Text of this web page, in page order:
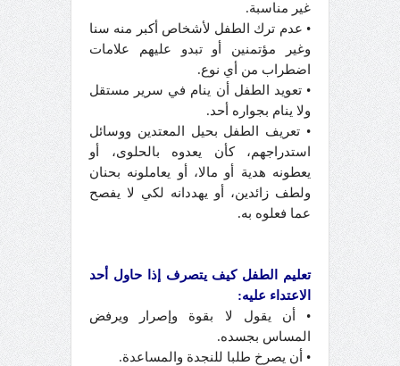
غير مناسبة.
• عدم ترك الطفل لأشخاص أكبر منه سنا
وغير مؤتمنين أو تبدو عليهم علامات
اضطراب من أي نوع.
• تعويد الطفل أن ينام في سرير مستقل
ولا ينام بجواره أحد.
• تعريف الطفل بحيل المعتدين ووسائل
استدراجهم، كأن يعدوه بالحلوى، أو
يعطونه هدية أو مالا، أو يعاملونه بحنان
ولطف زائدين، أو يهددانه لكي لا يفصح
عما فعلوه به.
تعليم الطفل كيف يتصرف إذا حاول أحد
الاعتداء عليه:
• أن يقول لا بقوة وإصرار ويرفض
المساس بجسده.
• أن يصرخ طلبا للنجدة والمساعدة.